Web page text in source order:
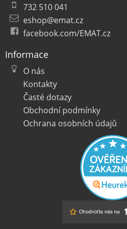
732 510 041
eshop@emat.cz
facebook.com/EMAT.cz
Informace
O nás
Kontakty
Časté dotazy
Obchodní podmínky
Ochrana osobních údajů